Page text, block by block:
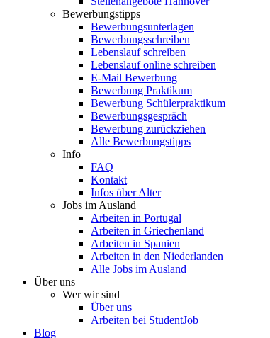
Bewerbungstipps
Bewerbungsunterlagen
Bewerbungsschreiben
Lebenslauf schreiben
Lebenslauf online schreiben
E-Mail Bewerbung
Bewerbung Praktikum
Bewerbung Schülerpraktikum
Bewerbungsgespräch
Bewerbung zurückziehen
Alle Bewerbungstipps
Info
FAQ
Kontakt
Infos über Alter
Jobs im Ausland
Arbeiten in Portugal
Arbeiten in Griechenland
Arbeiten in Spanien
Arbeiten in den Niederlanden
Alle Jobs im Ausland
Über uns
Wer wir sind
Über uns
Arbeiten bei StudentJob
Blog